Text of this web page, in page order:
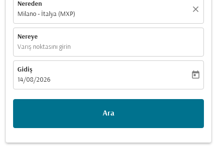
Nereden
Milano - İtalya (MXP)
close
Nereye
Varış noktasını girin
Gidiş
fc-booking-departure-date-aria-label
14/08/2026
today
Ara